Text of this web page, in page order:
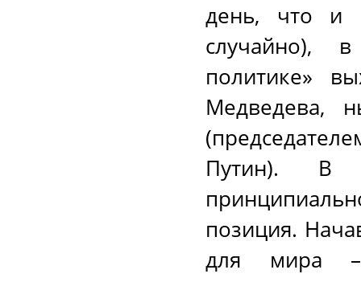
день, что и
случайно),
политике»
Медведева,
Путин). В
позиция.
для мира –